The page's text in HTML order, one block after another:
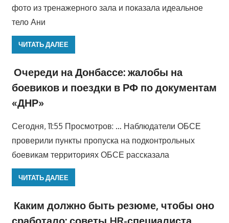
фото из тренажерного зала и показала идеальное
тело Ани
ЧИТАТЬ ДАЛЕЕ
Очереди на Донбассе: жалобы на
боевиков и поездки в РФ по документам
«ДНР»
Сегодня, 11:55 Просмотров: … Наблюдатели ОБСЕ
проверили пункты пропуска на подконтрольных
боевикам территориях ОБСЕ рассказала
ЧИТАТЬ ДАЛЕЕ
Каким должно быть резюме, чтобы оно